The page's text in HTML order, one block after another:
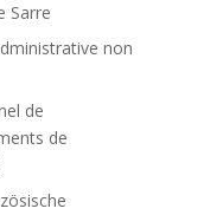
Sarre
non
de
de